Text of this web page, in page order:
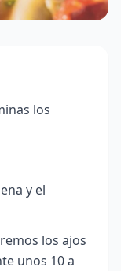
los
y el
los ajos
unos 10 a